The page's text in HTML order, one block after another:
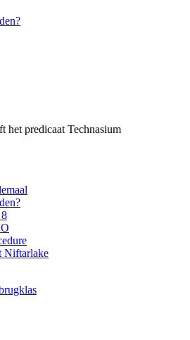
het predicaat Technasium
Niftarlake